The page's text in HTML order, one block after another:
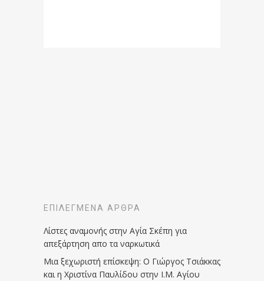
ΕΠΙΛΕΓΜΈΝΑ ΆΡΘΡΑ
Λίστες αναμονής στην Αγία Σκέπη για
απεξάρτηση απο τα ναρκωτικά
Μια ξεχωριστή επίσκεψη: Ο Γιώργος Τσιάκκας
και η Χριστίνα Παυλίδου στην Ι.Μ. Αγίου